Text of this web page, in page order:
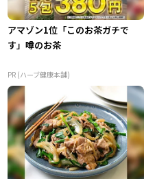
アマゾン1位「このお茶ガチで
す」噂のお茶
PR (ハーブ健康本舗)